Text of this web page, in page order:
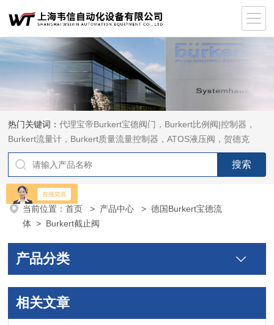
热门关键词：代理宝帝Burkert宝德阀门，Burkert比例阀|控制器，
Burkert流量计，Burkert质量流量控制器，ATOS液压阀，贺德克
HYDAC传感器，ASCO电磁阀，ASCO阀门，REXROTH力士乐阀
泵，安沃驰Aventics电磁阀|气缸，Samson萨姆森定位器
当前位置：首页 > 产品中心 >德国Burkert宝德流
体 > Burkert截止阀
产品分类
相关文章